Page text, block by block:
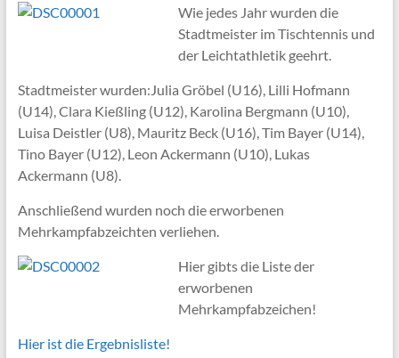
Wie jedes Jahr wurden die
Stadtmeister im Tischtennis und
der Leichtathletik geehrt.
Stadtmeister wurden:Julia Gröbel (U16), Lilli Hofmann
(U14), Clara Kießling (U12), Karolina Bergmann (U10),
Luisa Deistler (U8), Mauritz Beck (U16), Tim Bayer (U14),
Tino Bayer (U12), Leon Ackermann (U10), Lukas
Ackermann (U8).
Anschließend wurden noch die erworbenen
Mehrkampfabzeichten verliehen.
Hier gibts die Liste der
erworbenen
Mehrkampfabzeichen!
Hier ist die Ergebnisliste!